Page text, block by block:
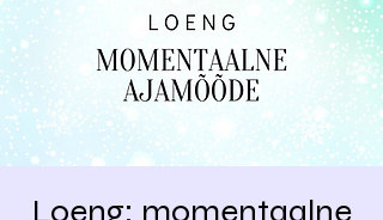
Loeng: momentaalne